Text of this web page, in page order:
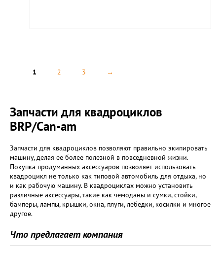
1 2 3 →
Запчасти для квадроциклов
BRP/Can-am
Запчасти для квадроциклов позволяют правильно экипировать
машину, делая ее более полезной в повседневной жизни.
Покупка продуманных аксессуаров позволяет использовать
квадроцикл не только как типовой автомобиль для отдыха, но
и как рабочую машину. В квадроциклах можно установить
различные аксессуары, такие как чемоданы и сумки, стойки,
бамперы, лампы, крышки, окна, плуги, лебедки, косилки и многое
другое.
Что предлагает компания